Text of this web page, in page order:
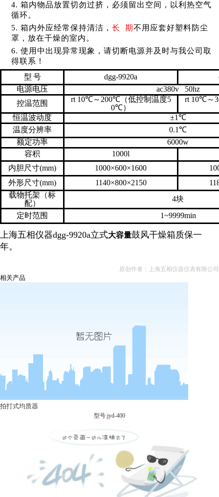
4. 箱内物品放置切勿过挤，必须留出空间，以利热空气
循环。
5. 箱内外应经常保持清洁， 长 期不用应套好塑料防尘
罩，放在干燥的室内。
6. 使用中出现异常现象，请切断电源并及时与我公司取
得联系！
型 号 dgg-9920a
电源电压
ac380v 50hz
控温范围
rt 10℃～ 200℃（低控制温度5
0℃）
rt 10℃～
恒温波动度 ±1 ℃
温度分辨率
0.1 ℃
额定功率
6000w
容积
1000l
内胆尺寸(mm) 1000×600×1600
外形尺寸(mm) 1140×800×2150
载物托架（标
配）
4块
定时范围
1~9999min
上海五相仪器dgg-9920a立式大容量鼓风干燥箱质保一
年。
原创作者：上海五相仪器仪表有限公司
相关产品
拍打式均质器
型号:jyd-400